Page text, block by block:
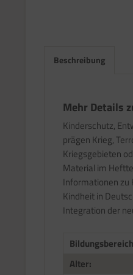
Beschreibung
Mehr Details
Kinderschutz,
prägen Krieg,
Kriegsgebieten
Material im
Informationen zu
Kindheit in
Integration der
Alter: